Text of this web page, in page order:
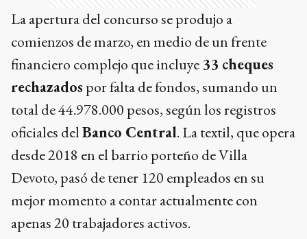
La apertura del concurso se produjo a
comienzos de marzo, en medio de un frente
financiero complejo que incluye 33 cheques
rechazados por falta de fondos, sumando un
total de 44.978.000 pesos, según los registros
oficiales delBanco Central. La textil, que opera
desde 2018 en el barrio porteño de Villa
Devoto, pasó de tener 120 empleados en su
mejor momento a contar actualmente con
apenas 20 trabajadores activos.